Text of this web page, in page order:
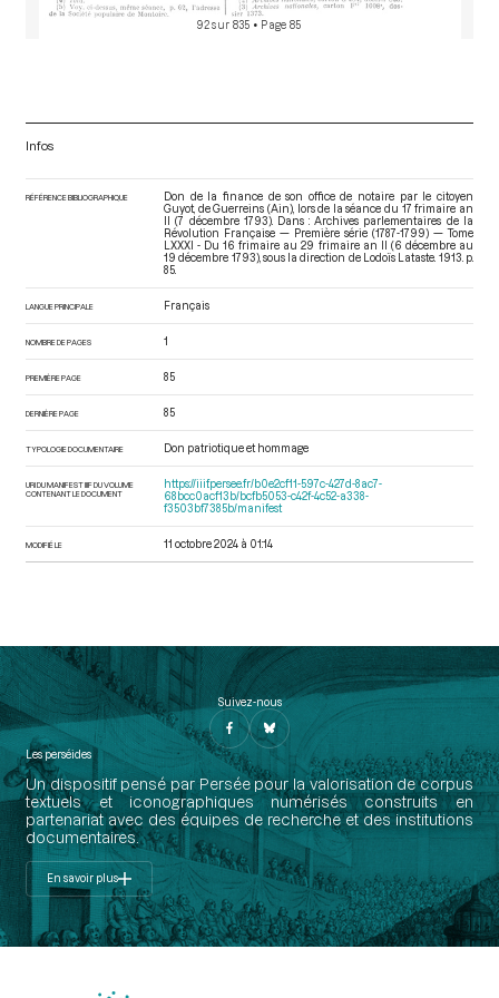
92 sur 835 • Page 85
Infos
RÉFÉRENCE BIBLIOGRAPHIQUE
Don de la finance de son office de notaire par le citoyen
Guyot, de Guerreins (Ain), lors de la séance du 17 frimaire an
II (7 décembre 1793). Dans : Archives parlementaires de la
Révolution Française — Première série (1787-1799) — Tome
LXXXI - Du 16 frimaire au 29 frimaire an II (6 décembre au
19 décembre 1793), sous la direction de Lodoïs Lataste. 1913. p.
85.
LANGUE PRINCIPALE Français
NOMBRE DE PAGES 1
PREMIÈRE PAGE 85
DERNIÈRE PAGE 85
TYPOLOGIE DOCUMENTAIRE Don patriotique et hommage
URI DU MANIFEST IIIF DU VOLUME
CONTENANT LE DOCUMENT
https://iiif.persee.fr/b0e2cf11-597c-427d-8ac7-
68bcc0acf13b/bcfb5053-c42f-4c52-a338-
f3503bf7385b/manifest
MODIFIÉ LE 11 octobre 2024 à 01:14
Suivez-nous
Les perséides
Un dispositif pensé par Persée pour la valorisation de corpus
textuels et iconographiques numérisés construits en
partenariat avec des équipes de recherche et des institutions
documentaires.
En savoir plus